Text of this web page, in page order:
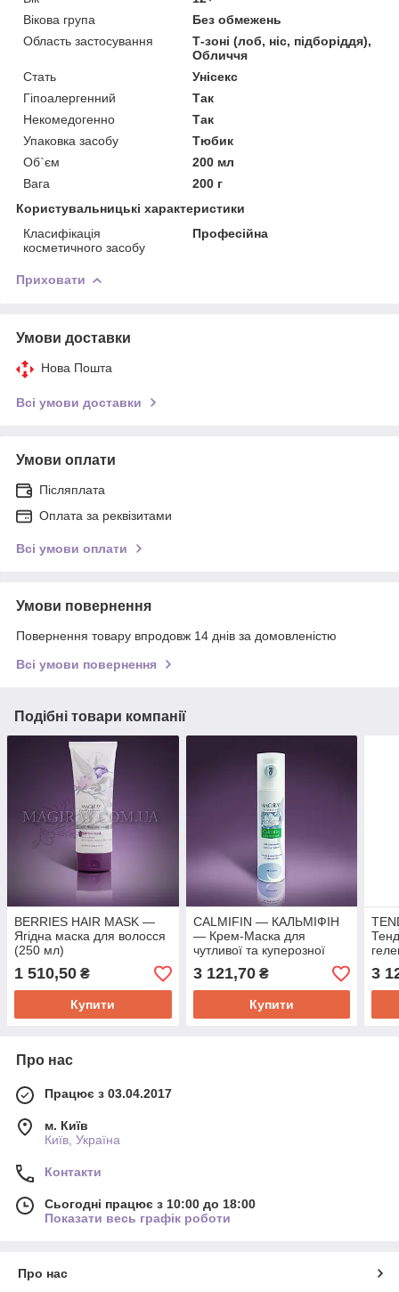
Вікова група
Без обмежень
Область застосування
Т-зоні (лоб, ніс, підборіддя),
Обличчя
Стать
Унісекс
Гіпоалергенний
Так
Некомедогенно
Так
Упаковка засобу
Тюбик
Об`єм
200 мл
Вага
200 г
Користувальницькі характеристики
Класифікація
косметичного засобу
Професійна
Приховати
Умови доставки
Нова Пошта
Всі умови доставки
Умови оплати
Післяплата
Оплата за реквізитами
Всі умови оплати
Умови повернення
Повернення товару впродовж 14 днів за домовленістю
Всі умови повернення
Подібні товари компанії
BERRIES HAIR MASK —
Ягідна маска для волосся
(250 мл)
1 510,50 ₴
Купити
CALMIFIN — КАЛЬМІФІН
— Крем-Маска для
чутливої та куперозної
шкіри (200 мл)
3 121,70₴
Купити
3
Про нас
Працює з 03.04.2017
м. Київ
Київ, Україна
Контакти
Сьогодні працює з 10:00 до 18:00
Показати весь графік роботи
Про нас